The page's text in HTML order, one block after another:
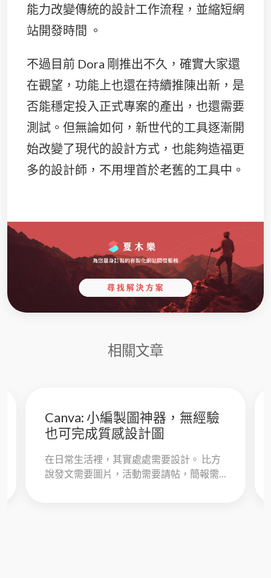
能力改變傳統的設計工作流程，並縮短網
站開發時間​ 。
不過目前 Dora 剛推出不久，確實大家還
在觀望，功能上也還在持續推陳出新，是
否能穩定投入正式專案的產出，也還需要
測試。但無論如何，新世代的工具逐漸開
始改變了現代的設計方式，也能夠造福更
多的設計師，不用埋首於老舊的工具中。
相關文章
Canva: 小編製圖神器，無經驗
也可完成質感設計圖
在日常生活裡，其實處處需要設計。 比方
說發文需要圖片，活動需要請帖，簡報需